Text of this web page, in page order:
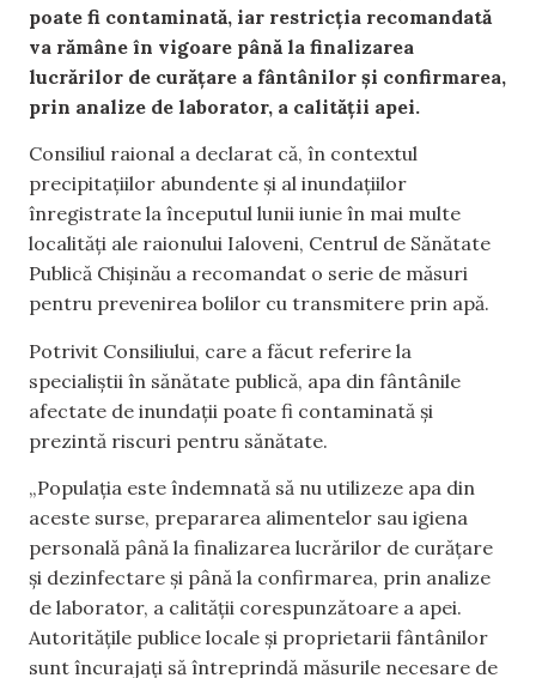
poate fi contaminată, iar restricția recomandată
va rămâne în vigoare până la finalizarea
lucrărilor de curățare a fântânilor și confirmarea,
prin analize de laborator, a calității apei.
Consiliul raional a declarat că, în contextul
precipitațiilor abundente și al inundațiilor
înregistrate la începutul lunii iunie în mai multe
localități ale raionului Ialoveni, Centrul de Sănătate
Publică Chișinău a recomandat o serie de măsuri
pentru prevenirea bolilor cu transmitere prin apă.
Potrivit Consiliului, care a făcut referire la
specialiștii în sănătate publică, apa din fântânile
afectate de inundații poate fi contaminată și
prezintă riscuri pentru sănătate.
„Populația este îndemnată să nu utilizeze apa din
aceste surse, prepararea alimentelor sau igiena
personală până la finalizarea lucrărilor de curățare
și dezinfectare și până la confirmarea, prin analize
de laborator, a calității corespunzătoare a apei.
Autoritățile publice locale și proprietarii fântânilor
sunt încurajați să întreprindă măsurile necesare de